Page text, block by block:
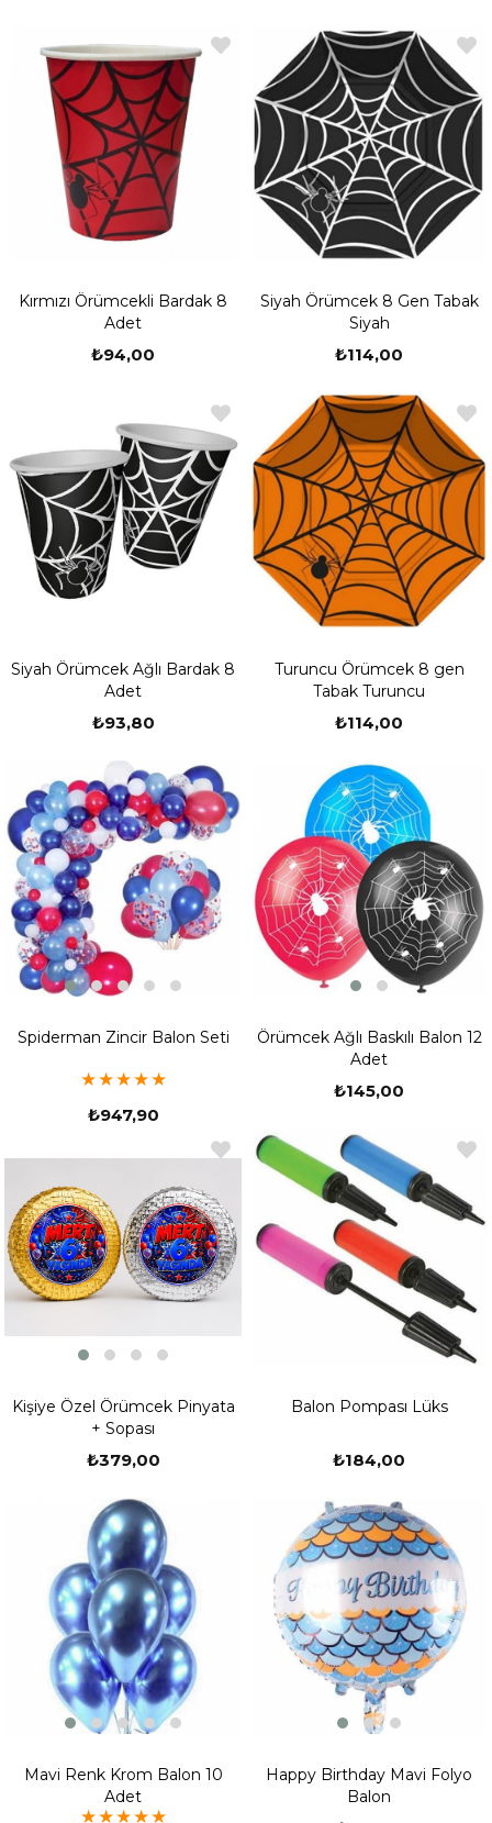
Kırmızı Örümcekli Bardak 8
Adet
₺94,00
Siyah Örümcek 8 Gen Tabak
Siyah
₺114,00
Siyah Örümcek Ağlı Bardak 8
Adet
₺93,80
Turuncu Örümcek 8 gen
Tabak Turuncu
₺114,00
Spiderman Zincir Balon Seti
★★★★★
₺947,90
Örümcek Ağlı Baskılı Balon 12
Adet
₺145,00
Kişiye Özel Örümcek Pinyata
+ Sopası
₺379,00
Balon Pompası Lüks
₺184,00
Mavi Renk Krom Balon 10
Adet
★★★★★
Happy Birthday Mavi Folyo
Balon